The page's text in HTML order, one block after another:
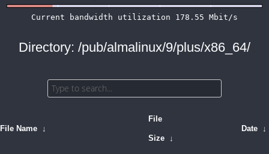
Directory: /pub/almalinux/9/plus/x86_64/
File Name ↓
File
Size ↓
Date ↓